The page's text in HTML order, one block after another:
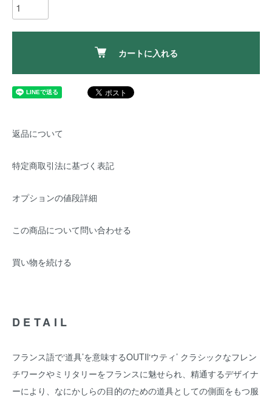
カートに入れる
返品について
特定商取引法に基づく表記
オプションの値段詳細
この商品について問い合わせる
買い物を続ける
DETAIL
フランス語で‘道具’を意味するOUTIl‘ウティ’ クラシックなフレン
チワークやミリタリーをフランスに魅せられ、精通するデザイナ
ーにより、なにかしらの目的のための道具としての側面をもつ服